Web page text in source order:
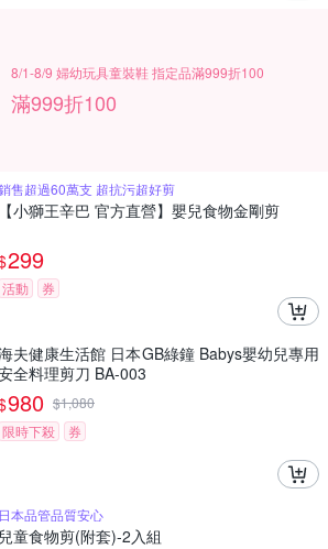
8/1-8/9 婦幼玩具童裝鞋 指定品滿999折100
滿999折100
售超過60萬支 超抗污超好剪
【小獅王辛巴 官方直營】嬰兒食物金剛剪
299
活動 券
夫健康生活館 日本GB綠鐘 Babys嬰幼兒專用
全料理剪刀 BA-003
980 $1,080
限時下殺
券
日本品管品質安心
兒童食物剪(附套)-2入組